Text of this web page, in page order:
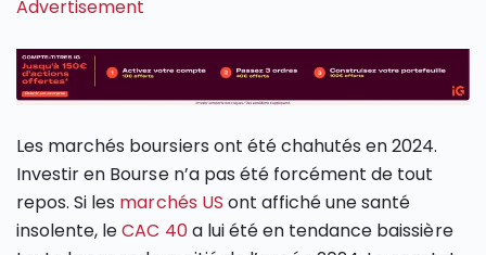
Les marchés boursiers ont été chahutés en 2024.
Investir en Bourse n’a pas été forcément de tout
repos. Si les marchés US ont affiché une santé
insolente, leCAC 40a lui été en tendance baissière